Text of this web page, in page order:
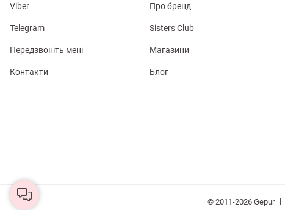
Viber
Telegram
Передзвоніть мені
Контакти
Про бренд
Sisters Club
Магазини
Блог
© 2011-2026 Gepur |